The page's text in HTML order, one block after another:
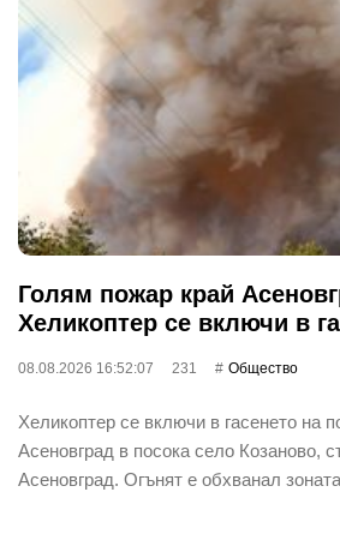
Голям пожар край
Хеликоптер се включи в
08.08.2026 16:52:07 231 Общество
Хеликоптер се включи в гасенето на
Асеновград в посока село Козаново,
Асеновград. Огънят е обхванал